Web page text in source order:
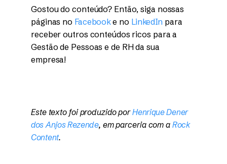
Gostou do conteúdo? Então, siga nossas
páginas no Facebooke no LinkedIn para
receber outros conteúdos ricos para a
Gestão de Pessoas e de RH da sua
empresa!
Este texto foi produzido porHenrique Dener
dos Anjos Rezende, em parceria com a Rock
Content.